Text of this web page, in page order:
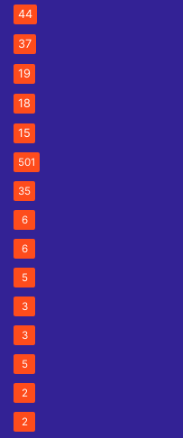
44
37
19
18
15
501
35
6
6
5
3
3
5
2
2